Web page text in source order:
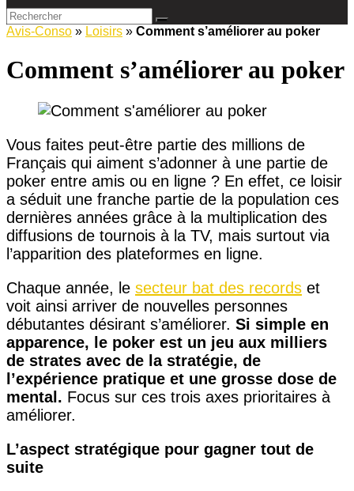
Avis-Conso » Loisirs » Comment s’améliorer au poker
Comment s’améliorer au poker
Vous faites peut-être partie des millions de
Français qui aiment s’adonner à une partie de
poker entre amis ou en ligne ? En effet, ce loisir
a séduit une franche partie de la population ces
dernières années grâce à la multiplication des
diffusions de tournois à la TV, mais surtout via
l’apparition des plateformes en ligne.
Chaque année, le secteur bat des records et
voit ainsi arriver de nouvelles personnes
débutantes désirant s’améliorer. Si simple en
apparence, le poker est un jeu aux milliers
de strates avec de la stratégie, de
l’expérience pratique et une grosse dose de
mental. Focus sur ces trois axes prioritaires à
améliorer.
L’aspect stratégique pour gagner tout de
suite